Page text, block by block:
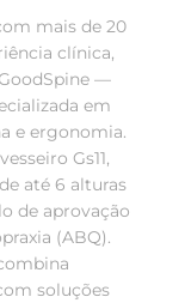
mais de 20
clínica,
—
em
e ergonomia.
Gs11,
até 6 alturas
de aprovação
(ABQ).
soluções